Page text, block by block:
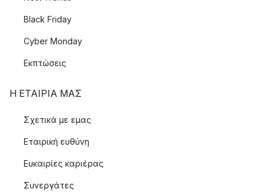
Black Friday
Cyber Monday
Εκπτώσεις
Η ΕΤΑΊΡΙΑ ΜΑΣ
Σχετικά με εμας
Εταιρική ευθύνη
Ευκαιρίες καριέρας
Συνεργάτες